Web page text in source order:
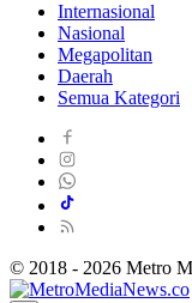
Internasional
Nasional
Megapolitan
Daerah
Semua Kategori
© 2018 - 2026 Metro